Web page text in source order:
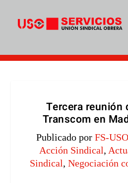
Tercera reunión
Transcom en
Publicado por FS-USO
Acción Sindical,
Sindical, Negociación